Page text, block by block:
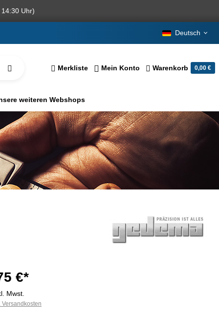
Uhr)
Deutsch
Merkliste Mein Konto Warenkorb 0,00 €
weiteren Webshops
€*
Mwst.
Versandkosten